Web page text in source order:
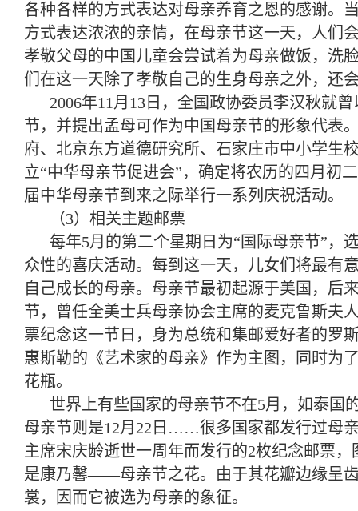
各种各样的方式表达对母亲养育之恩的感谢。
方式表达浓浓的亲情，在母亲节这一天，人们
孝敬父母的中国儿童会尝试着为母亲做饭，洗
们在这一天除了孝敬自己的生身母亲之外，还
2006年11月13日，全国政协委员李汉秋就
节，并提出孟母可作为中国母亲节的形象代表
府、北京东方道德研究所、石家庄市中小学生
立“中华母亲节促进会”，确定将农历的四月初
届中华母亲节到来之际举行一系列庆祝活动。
（3）相关主题邮票
每年5月的第二个星期日为“国际母亲节”，
众性的喜庆活动。每到这一天，儿女们将最有
自己成长的母亲。母亲节最初起源于美国，后
节，曾任全美士兵母亲协会主席的麦克鲁斯夫
票纪念这一节日，身为总统和集邮爱好者的罗
惠斯勒的《艺术家的母亲》作为主图，同时为
花瓶。
世界上有些国家的母亲节不在5月，如泰国
母亲节则是12月22日……很多国家都发行过母
主席宋庆龄逝世一周年而发行的2枚纪念邮票
是康乃馨——母亲节之花。由于其花瓣边缘呈
裳，因而它被选为母亲的象征。